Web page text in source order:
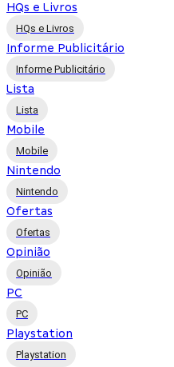
HQs e Livros
HQs e Livros
Informe Publicitário
Informe Publicitário
Lista
Lista
Mobile
Mobile
Nintendo
Nintendo
Ofertas
Ofertas
Opinião
Opinião
PC
PC
Playstation
Playstation